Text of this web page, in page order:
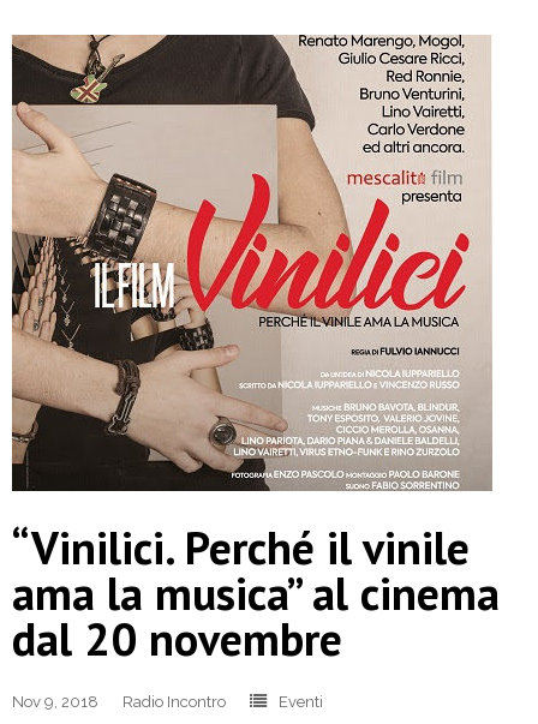
“Vinilici. Perché il vinile
ama la musica” al cinema
dal 20 novembre
Nov 9, 2018 Radio Incontro
Eventi